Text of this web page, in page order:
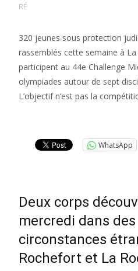
RÉ
320 jeunes sous protection
rassemblés cette semaine à La
participent au 44e Challenge
olympiades autour de sept
L’objectif n’est pas la
WhatsApp
Deux corps
mercredi dans des
circonstances
Rochefort et La